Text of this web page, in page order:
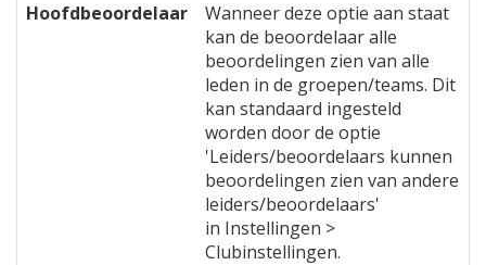
Hoofdbeoordelaar
Wanneer deze optie aan staat
kan de beoordelaar alle
beoordelingen zien van alle
leden in de groepen/teams. Dit
kan standaard ingesteld
worden door de optie
'Leiders/beoordelaars kunnen
beoordelingen zien van andere
leiders/beoordelaars'
in Instellingen >
Clubinstellingen.